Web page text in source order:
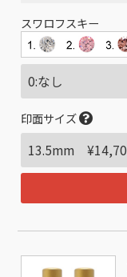
スワロフスキー
印面サイズ